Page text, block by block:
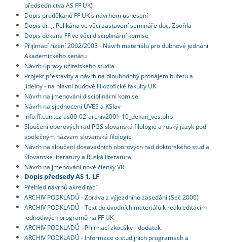
předsednictva AS FF UK)
Dopis proděkanů FF UK s návrhem usnesení
Dopis dr. J. Pelikána ve věci zastavení semináře doc. Zbořila
Dopis děkana FF ve věci disciplinární komise
Přijímací řízení 2002/2003 - Návrh materiálu pro dubnové jednání
Akademického senátu
Návrh úpravy učitelského studia
Projekt přestavby a návrh na dlouhodobý pronájem bufetu a
jídelny - na hlavní budově Filozofické fakulty UK
Návrh na jmenování disciplinární komise
Návrh na sjednocení ÚVES a KSlav
info.ff.cuni.cz-as00-02-archiv2001-10_dekan_ves.php
Sloučení oborových rad PGS slovanská filologie a ruský jazyk pod
společným názvem slovanská filologie
Návrh na sloučení dosavadních oborových rad doktorského studia
Slovanské literatury a Ruská literatura
Návrh na jmenování nové členky VR
Dopis předsedy AS 1. LF
Přehled návrhů akreditací
ARCHIV PODKLADŮ - Zpráva z výjezdního zasedání (Seč 2000)
ARCHIV PODKLADŮ - Text do úvodních materiálů k reakreditacím
jednotlivých programů na FF UK
ARCHIV PODKLADŮ - Přijímací zkoušky - dodatek
ARCHIV PODKLADŮ - Informace o studijních programech a